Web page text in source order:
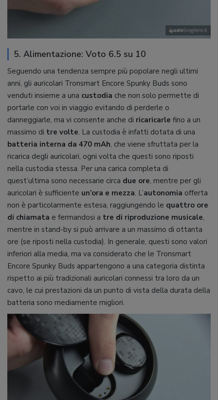
5. Alimentazione: Voto 6.5 su 10
Seguendo una tendenza sempre più popolare negli ultimi
anni, gli auricolari Tronsmart Encore Spunky Buds sono
venduti insieme a una custodia che non solo permette di
portarle con voi in viaggio evitando di perderle o
danneggiarle, ma vi consente anche di ricaricarle fino a un
massimo di tre volte. La custodia è infatti dotata di una
batteria interna da 470 mAh, che viene sfruttata per la
ricarica degli auricolari, ogni volta che questi sono riposti
nella custodia stessa. Per una carica completa di
quest’ultima sono necessarie circa due ore, mentre per gli
auricolari è sufficiente un’ora e mezza. L’autonomia offerta
non è particolarmente estesa, raggiungendo le quattro ore
di chiamata e fermandosi a tre di riproduzione musicale,
mentre in stand-by si può arrivare a un massimo di ottanta
ore (se riposti nella custodia). In generale, questi sono valori
inferiori alla media, ma va considerato che le Tronsmart
Encore Spunky Buds appartengono a una categoria distinta
rispetto ai più tradizionali auricolari connessi tra loro da un
cavo, le cui prestazioni da un punto di vista della durata della
batteria sono mediamente migliori.